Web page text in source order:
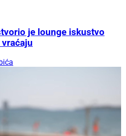
je lounge iskustvo